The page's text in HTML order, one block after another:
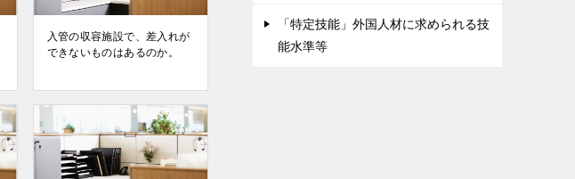
入管の収容施設で、差入れが
できないものはあるのか。
「特定技能」外国人材に求められる技
能水準等